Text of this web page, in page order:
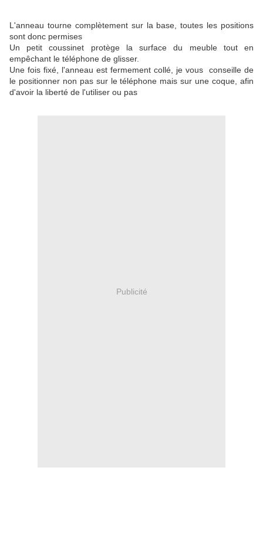
L'anneau tourne complètement sur la base, toutes les positions
sont donc permises
Un petit coussinet protège la surface du meuble tout en
empêchant le téléphone de glisser.
Une fois fixé, l'anneau est fermement collé, je vous conseille de
le positionner non pas sur le téléphone mais sur une coque, afin
d'avoir la liberté de l'utiliser ou pas
Publicité